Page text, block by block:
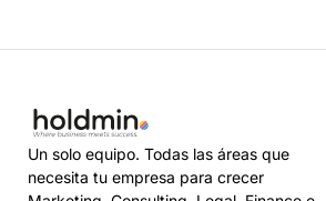
Un solo equipo. Todas las áreas que
necesita tu empresa para crecer